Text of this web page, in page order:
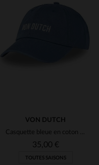
VON DUTCH
Casquette bleue en coton brodée
35,00 €
TOUTES SAISONS